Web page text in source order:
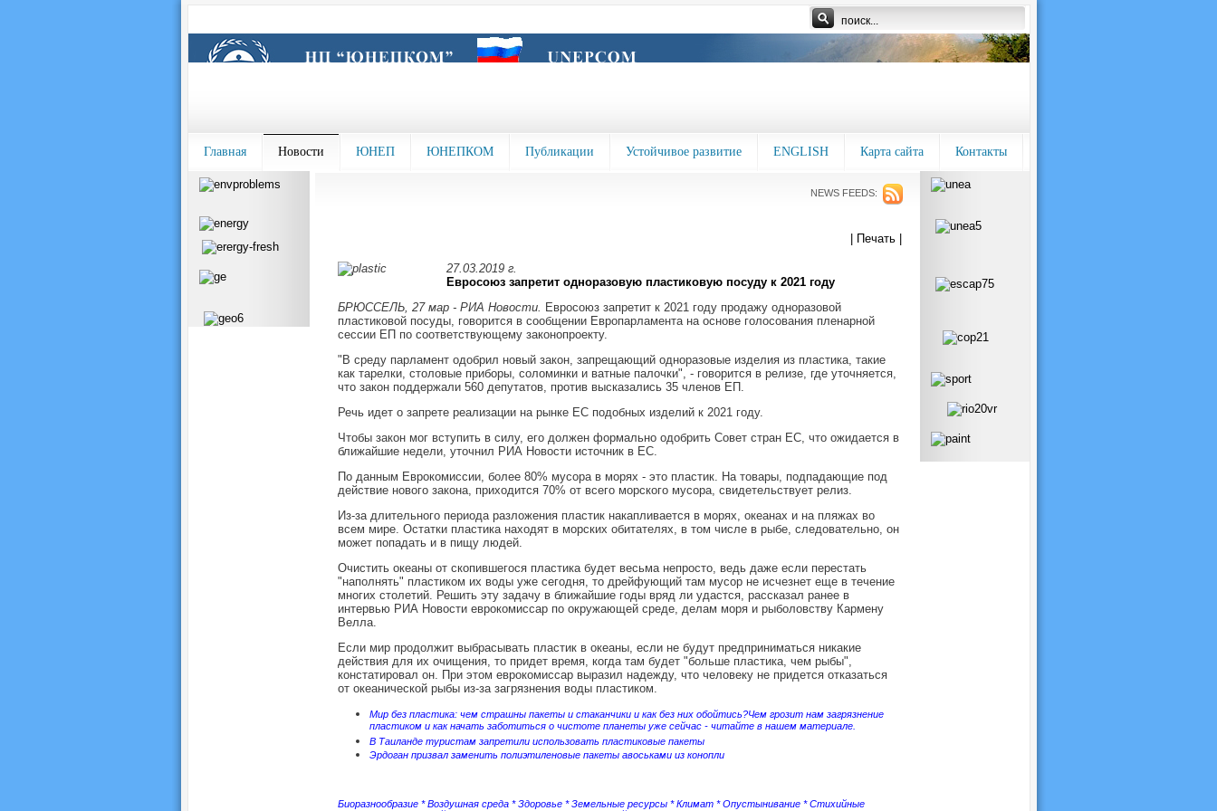
Главная Новости ЮНЕП ЮНЕПКОМ Публикации Устойчивое развитие ENGLISH Карта сайта Контакты
NEWS FEEDS:
| Печать |
27.03.2019 г.
Евросоюз запретит одноразовую пластиковую посуду к 2021 году
БРЮССЕЛЬ, 27 мар - РИА Новости. Евросоюз запретит к 2021 году продажу одноразовой
пластиковой посуды, говорится в сообщении Европарламента на основе голосования пленарной
сессии ЕП по соответствующему законопроекту.
"В среду парламент одобрил новый закон, запрещающий одноразовые изделия из пластика, такие
как тарелки, столовые приборы, соломинки и ватные палочки", - говорится в релизе, где уточняется,
что закон поддержали 560 депутатов, против высказались 35 членов ЕП.
Речь идет о запрете реализации на рынке ЕС подобных изделий к 2021 году.
Чтобы закон мог вступить в силу, его должен формально одобрить Совет стран ЕС, что ожидается в
ближайшие недели, уточнил РИА Новости источник в ЕС.
По данным Еврокомиссии, более 80% мусора в морях - это пластик. На товары, подпадающие под
действие нового закона, приходится 70% от всего морского мусора, свидетельствует релиз.
Из-за длительного периода разложения пластик накапливается в морях, океанах и на пляжах во
всем мире. Остатки пластика находят в морских обитателях, в том числе в рыбе, следовательно, он
может попадать и в пищу людей.
Очистить океаны от скопившегося пластика будет весьма непросто, ведь даже если перестать
"наполнять" пластиком их воды уже сегодня, то дрейфующий там мусор не исчезнет еще в течение
многих столетий. Решить эту задачу в ближайшие годы вряд ли удастся, рассказал ранее в
интервью РИА Новости еврокомиссар по окружающей среде, делам моря и рыболовству Кармену
Велла.
Если мир продолжит выбрасывать пластик в океаны, если не будут предприниматься никакие
действия для их очищения, то придет время, когда там будет "больше пластика, чем рыбы",
констатировал он. При этом еврокомиссар выразил надежду, что человеку не придется отказаться
от океанической рыбы из-за загрязнения воды пластиком.
Мир без пластика: чем страшны пакеты и стаканчики и как без них обойтись?Чем грозит нам загрязнение
пластиком и как начать заботиться о чистоте планеты уже сейчас - читайте в нашем материале.
В Таиланде туристам запретили использовать пластиковые пакеты
Эрдоган призвал заменить полиэтиленовые пакеты авоськами из конопли
Биоразнообразие *Воздушная среда *Здоровье *Земельные ресурсы *Климат *Опустынивание *Стихийные